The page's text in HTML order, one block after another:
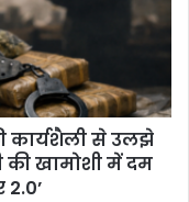
कार्यशैली से उलझे
की खामोशी में दम
2.0’